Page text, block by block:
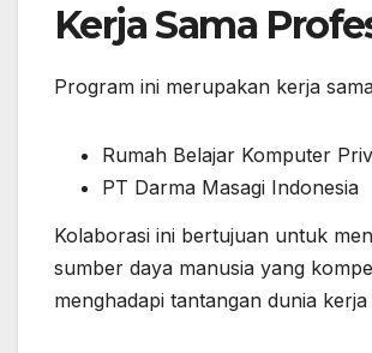
Kerja Sama
Program ini merupakan kerja
Rumah Belajar Komputer
PT Darma Masagi Indonesia
Kolaborasi ini bertujuan untuk
sumber daya manusia yang
menghadapi tantangan dunia